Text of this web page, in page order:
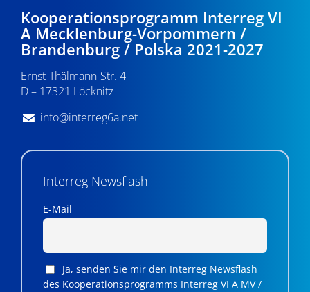
Kooperationsprogramm Interreg VI
A Mecklenburg-Vorpommern /
Brandenburg / Polska 2021-2027
Ernst-Thälmann-Str. 4
D – 17321 Löcknitz
info@interreg6a.net
Interreg Newsflash
E-Mail
Ja, senden Sie mir den Interreg Newsflash
des Kooperationsprogramms Interreg VI A MV /